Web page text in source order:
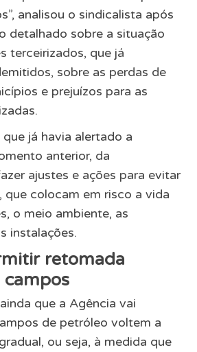
analisou o sindicalista após
detalhado sobre a situação
terceirizados, que já
sobre as perdas de
e prejuízos para as
já havia alertado a
anterior, da
ajustes e ações para evitar
que colocam em risco a vida
o meio ambiente, as
instalações.
retomada
que a Agência vai
de petróleo voltem a
ou seja, à medida que